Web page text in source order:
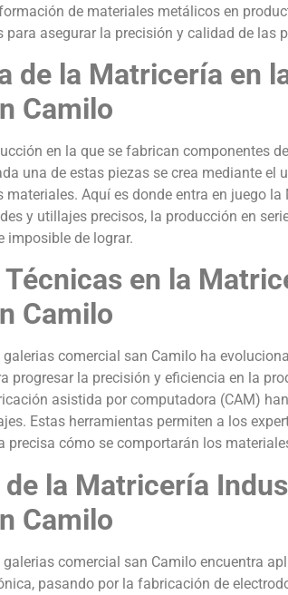
de materiales metálicos en
asegurar la precisión y calidad de las
de la Matricería en
Camilo
en la que se fabrican componentes
una de estas piezas se crea mediante el
Aquí es donde entra en juego
y utillajes precisos, la producción en
imposible de lograr.
en la
Camilo
comercial san Camilo ha
progresar la precisión y eficiencia en la
asistida por computadora (CAM)
Estas herramientas permiten a los
precisa cómo se comportarán los
la Matricería
Camilo
comercial san Camilo encuentra
pasando por la fabricación de